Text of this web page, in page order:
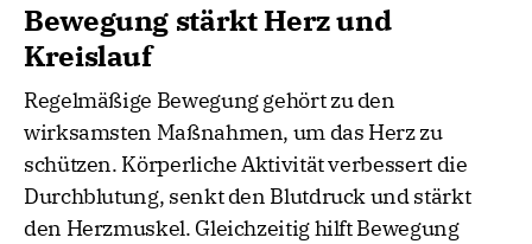
Bewegung stärkt Herz und
Kreislauf
Regelmäßige Bewegung gehört zu den
wirksamsten Maßnahmen, um das Herz zu
schützen. Körperliche Aktivität verbessert die
Durchblutung, senkt den Blutdruck und stärkt
den Herzmuskel. Gleichzeitig hilft Bewegung